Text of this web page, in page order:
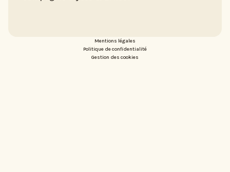
Mentions légales
Politique de confidentialité
Gestion des cookies